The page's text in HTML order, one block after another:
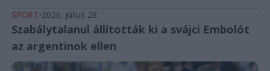
SPORT 2026. július 28.
Szabálytalanul állították ki a svájci Embolót
az argentinok ellen